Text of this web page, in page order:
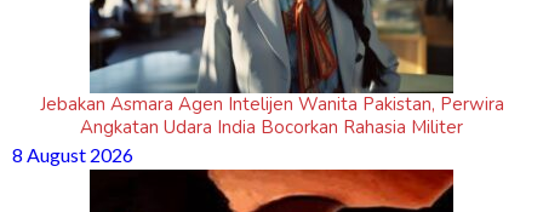
Jebakan Asmara Agen Intelijen Wanita Pakistan, Perwira
Angkatan Udara India Bocorkan Rahasia Militer
8 August 2026